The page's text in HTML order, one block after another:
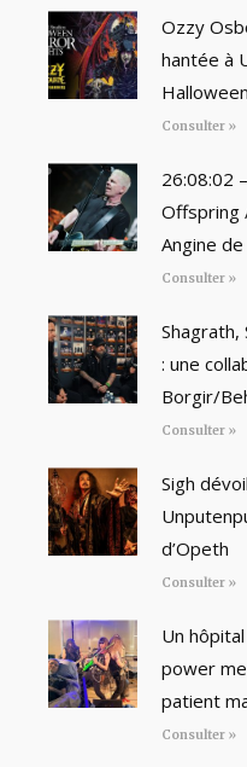
Ozzy
hantée à
Consulter »
26:08:02
Offspring
Angine
Consulter »
: une
Borgir/
Consulter »
Sigh
d’Opeth
Consulter »
Un
power
patient
Consulter »